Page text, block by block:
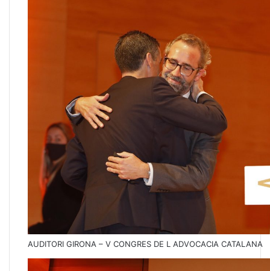
AUDITORI GIRONA – V CONGRES DE L ADVOCACIA CATALANA